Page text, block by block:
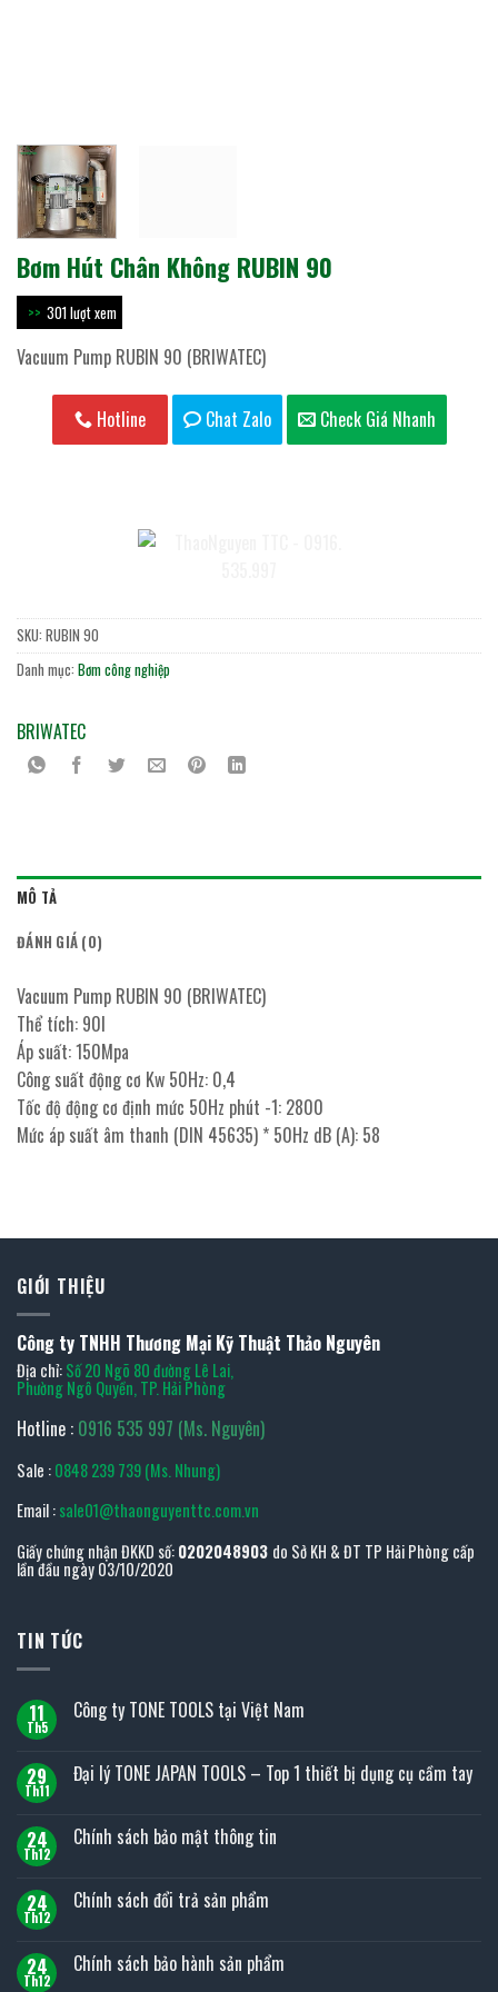
Bơm Hút Chân Không RUBIN 90
301 lượt xem
Vacuum Pump RUBIN 90 (BRIWATEC)
Hotline Chat Zalo Check Giá Nhanh
SKU: RUBIN 90
Danh mục: Bơm công nghiệp
BRIWATEC
MÔ TẢ
ĐÁNH GIÁ (0)
Vacuum Pump RUBIN 90 (BRIWATEC)
Thể tích: 90l
Áp suất: 150Mpa
Công suất động cơ Kw 50Hz: 0,4
Tốc độ động cơ định mức 50Hz phút -1: 2800
Mức áp suất âm thanh (DIN 45635) * 50Hz dB (A): 58
GIỚI THIỆU
Công ty TNHH Thương Mại Kỹ Thuật Thảo Nguyên
Địa chỉ:Số 20 Ngõ 80 đường Lê Lai,
Phường Ngô Quyền, TP. Hải Phòng
Hotline : 0916 535 997 (Ms. Nguyên)
Sale :0848 239 739 (Ms. Nhung)
Email :sale01@thaonguyenttc.com.vn
Giấy chứng nhận ĐKKD số:0202048903 do Sở KH & ĐT TP Hải Phòng cấp
lần đầu ngày 03/10/2020
TIN TỨC
11
Th5
Công ty TONE TOOLS tại Việt Nam
bình
luận
TONE
TOOLS
Nam
29
Th11
Đại lý TONE JAPAN TOOLS – Top 1 thiết bị dụng cụ cầm tay
bình
luận
TONE
JAPAN
Top
1
24
Th12
Chính sách bảo mật thông tin
bình
luận
bảo
mật
24
Th12
Chính sách đổi trả sản phẩm
bình
luận
24
Th12
Chính sách bảo hành sản phẩm